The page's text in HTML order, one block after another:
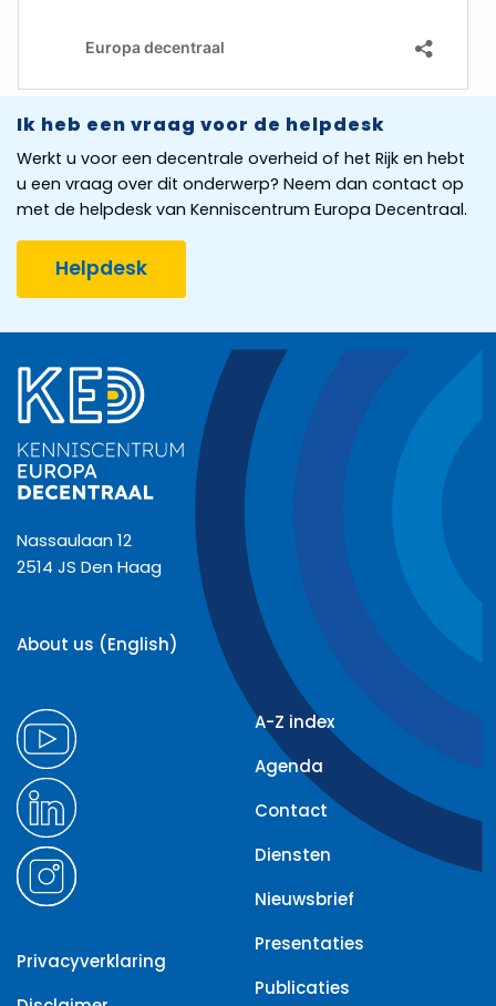
Ik heb een vraag voor de helpdesk
Werkt u voor een decentrale overheid of het Rijk en hebt
u een vraag over dit onderwerp? Neem dan contact op
met de helpdesk van Kenniscentrum Europa Decentraal.
Helpdesk
Nassaulaan 12
2514 JS Den Haag
About us (English)
Privacyverklaring
A-Z index
Agenda
Contact
Diensten
Nieuwsbrief
Presentaties
Publicaties